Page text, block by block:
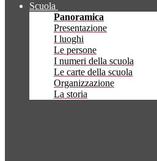
Scuola
Panoramica
Presentazione
I luoghi
Le persone
I numeri della scuola
Le carte della scuola
Organizzazione
La storia